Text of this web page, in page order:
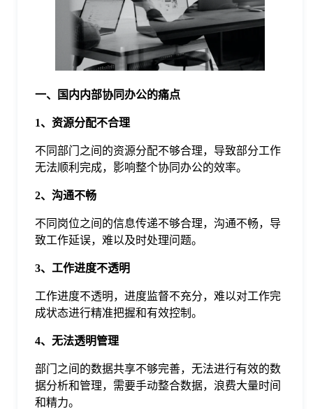
一、国内内部协同办公的痛点
1、资源分配不合理
不同部门之间的资源分配不够合理，导致部分工作
无法顺利完成，影响整个协同办公的效率。
2、沟通不畅
不同岗位之间的信息传递不够合理，沟通不畅，导
致工作延误，难以及时处理问题。
3、工作进度不透明
工作进度不透明，进度监督不充分，难以对工作完
成状态进行精准把握和有效控制。
4、无法透明管理
部门之间的数据共享不够完善，无法进行有效的数
据分析和管理，需要手动整合数据，浪费大量时间
和精力。